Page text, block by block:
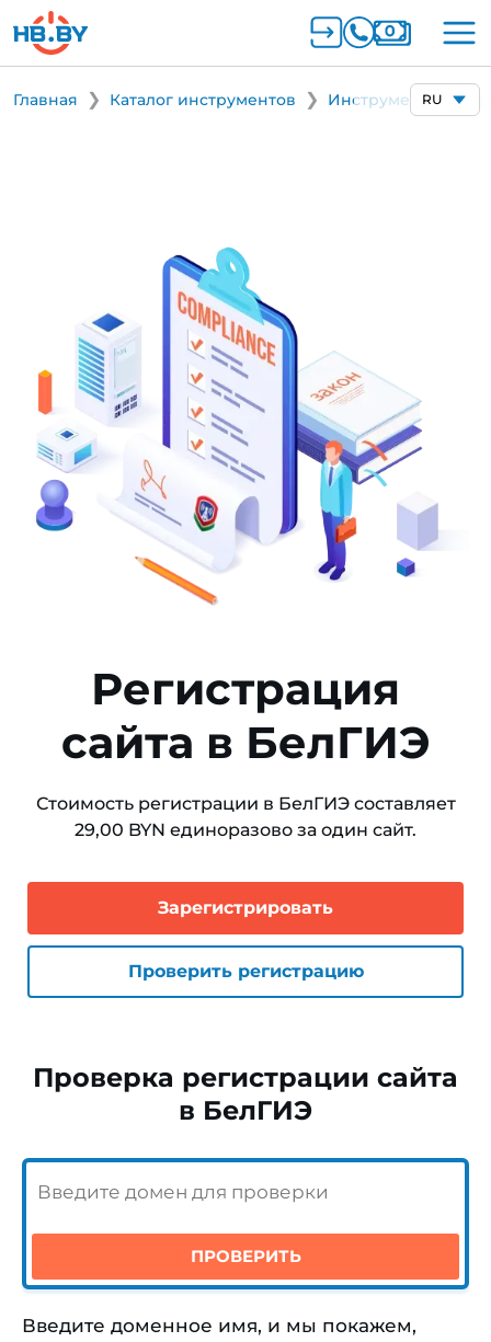
Главная Каталог инструментов Инструменты для
Регистрация
сайта в БелГИЭ
Стоимость регистрации в БелГИЭ составляет
29,00 BYN единоразово за один сайт.
Зарегистрировать
Проверить регистрацию
Проверка регистрации сайта
в БелГИЭ
Введите доменное имя, и мы покажем,